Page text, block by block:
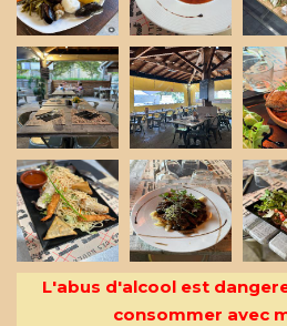
L'abus d'alcool est
consommer avec